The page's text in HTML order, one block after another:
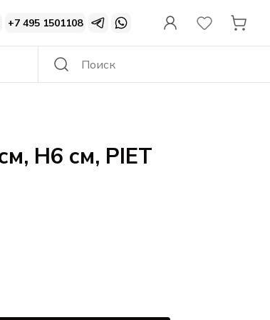
+7 495 1501108
H6 см, PIET